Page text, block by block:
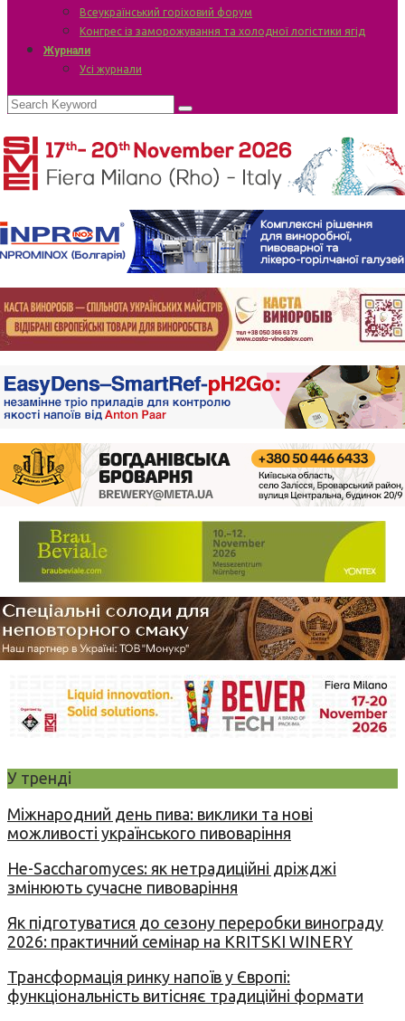
Всеукраїнський горіховий форум
Конгрес із заморожування та холодної логістики ягід
Журнали
Усі журнали
У тренді
Міжнародний день пива: виклики та нові
можливості українського пивоваріння
Не-Saccharomyces: як нетрадиційні дріжджі
змінюють сучасне пивоваріння
Як підготуватися до сезону переробки винограду
2026: практичний семінар на KRITSKI WINERY
Трансформація ринку напоїв у Європі:
функціональність витісняє традиційні формати